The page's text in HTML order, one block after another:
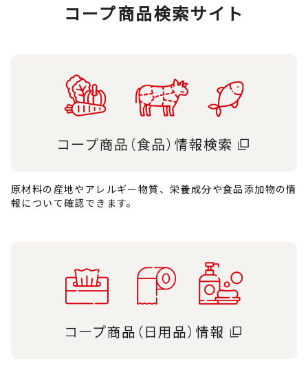
コープ商品検索サイト
原材料の産地やアレルギー物質、栄養成分や食品添加物の情
報について確認できます。